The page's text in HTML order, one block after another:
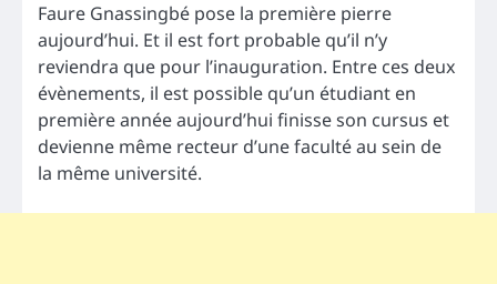
Faure Gnassingbé pose la première pierre
aujourd’hui. Et il est fort probable qu’il n’y
reviendra que pour l’inauguration. Entre ces deux
évènements, il est possible qu’un étudiant en
première année aujourd’hui finisse son cursus et
devienne même recteur d’une faculté au sein de
la même université.